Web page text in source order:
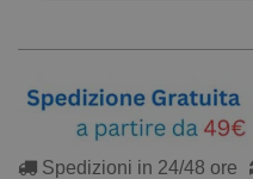
Spedizioni in 24/48 ore